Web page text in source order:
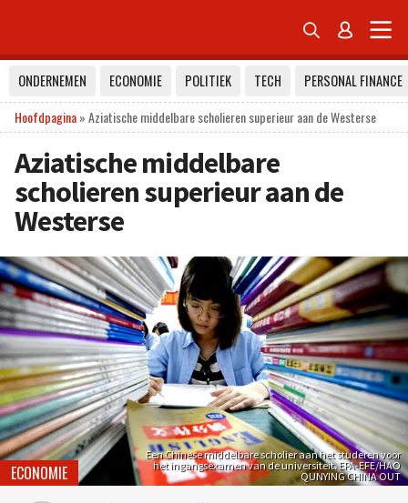
 
ONDERNEMEN ECONOMIE POLITIEK TECH
PERSONAL FINANCE
Hoofdpagina»Aziatische middelbare scholieren superieur aan de Westerse
Aziatische middelbare
scholieren superieur aan de
Westerse
Een Chinese middelbare scholier aan het studeren voor
het ingangsexamen van de universiteit. EPA-EFE/HAO
QUNYING CHINA OUT
ECONOMIE